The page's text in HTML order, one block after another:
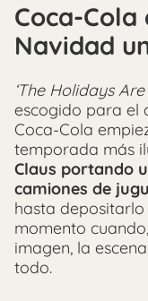
Coca-Cola
Navidad
‘The Holidays Are
escogido para el
Coca-Cola
temporada más
Claus portando
camiones de
hasta depositarlo
momento
imagen, la
todo.